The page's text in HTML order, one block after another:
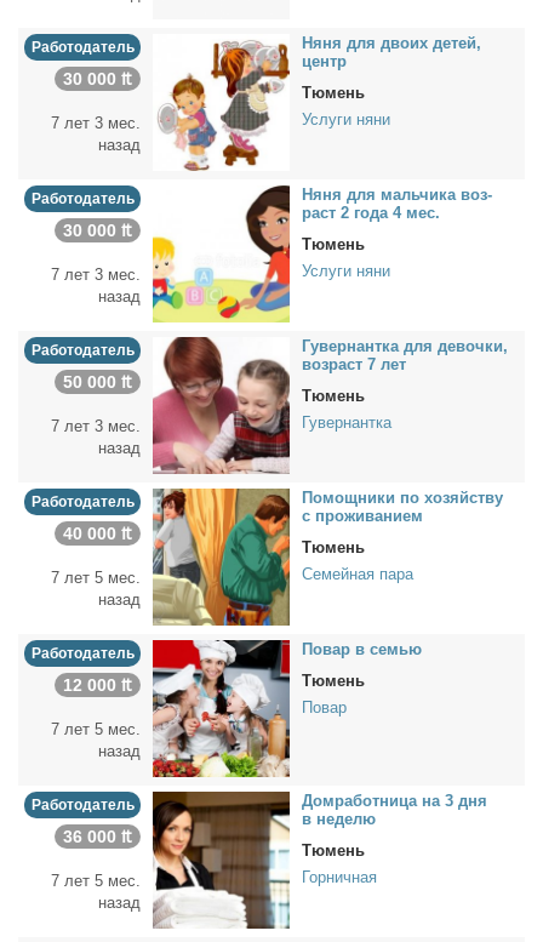
Работодатель
30 000 ₶
7 лет 3 мес.
назад
Ня­ня для дво­их де­тей,
центр
Тюмень
Услуги няни
Работодатель
30 000 ₶
7 лет 3 мес.
назад
Ня­ня для маль­чи­ка воз­
раст 2 го­да 4 мес.
Тюмень
Услуги няни
Работодатель
50 000 ₶
7 лет 3 мес.
назад
Гу­вер­нант­ка для де­воч­ки,
воз­раст 7 лет
Тюмень
Гувернантка
Работодатель
40 000 ₶
7 лет 5 мес.
назад
По­мощ­ни­ки по хо­зяй­ству
с про­жи­ва­ни­ем
Тюмень
Семейная пара
Работодатель
12 000 ₶
7 лет 5 мес.
назад
По­вар в се­мью
Тюмень
Повар
Работодатель
36 000 ₶
7 лет 5 мес.
назад
Дом­ра­бот­ни­ца на 3 дня
в неде­лю
Тюмень
Горничная